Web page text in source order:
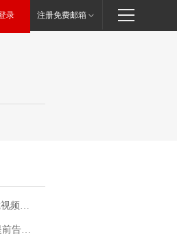
录 注册免费邮箱
回应
信，让人感动